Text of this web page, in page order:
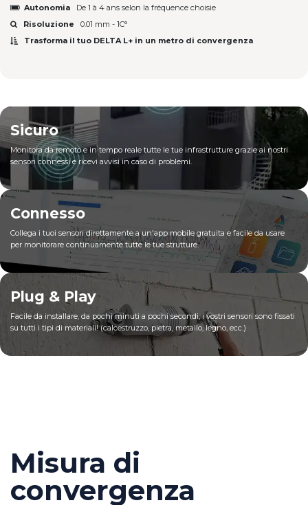
Autonomia De 1 à 4 ans selon la fréquence choisie
Risoluzione 0.01 mm - 1C°
Trasforma il tuo DELTA L+ in un metro di convergenza
Sicuro
Monitora da remoto e in tempo reale tutte le tue infrastrutture grazie ai nostri
sensori connessi e ricevi avvisi in caso di problemi.
Connesso
Collega i tuoi sensori direttamente a un'app mobile gratuita e facile da usare
per monitorare continuamente tutte le tue strutture.
Plug & Play
Facile da installare, da pochi minuti a pochi secondi, i vostri sensori sono fissati
su tutti i tipi di materiali! (calcestruzzo, pietra, metallo, legno, ecc.)
Misura di
convergenza